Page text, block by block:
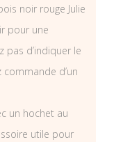
noir rouge Julie
pour une
pas d’indiquer le
d’un
un hochet au
utile pour